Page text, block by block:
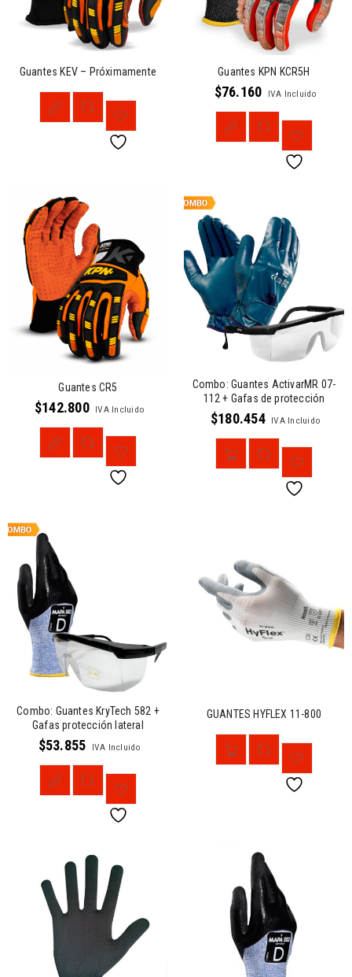
Guantes KEV – Próximamente Guantes KPN KCR5H
$76.160 IVA Incluido
Guantes CR5
$142.800 IVA Incluido
Combo: Guantes ActivarMR 07-
112 + Gafas de protección
$180.454 IVA Incluido
Combo: Guantes KryTech 582 +
Gafas protección lateral
$53.855 IVA Incluido
GUANTES HYFLEX 11-800